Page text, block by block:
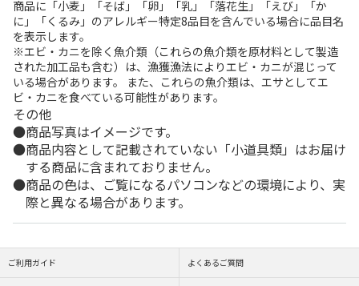
商品に「小麦」「そば」「卵」「乳」「落花生」「えび」「か
に」「くるみ」のアレルギー特定8品目を含んでいる場合に品目名
を表示します。
※エビ・カニを除く魚介類（これらの魚介類を原材料として製造
された加工品も含む）は、漁獲漁法によりエビ・カニが混じって
いる場合があります。 また、これらの魚介類は、エサとしてエ
ビ・カニを食べている可能性があります。
その他
商品写真はイメージです。
商品内容として記載されていない「小道具類」はお届け
する商品に含まれておりません。
商品の色は、ご覧になるパソコンなどの環境により、実
際と異なる場合があります。
ご利用ガイド よくあるご質問